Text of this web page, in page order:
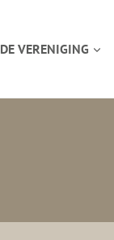
DE VERENIGING